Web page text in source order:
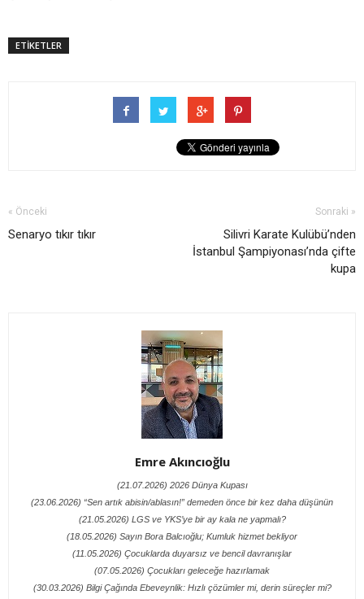
ETİKETLER
« Önceki
Senaryo tıkır tıkır
Sonraki »
Silivri Karate Kulübü’nden
İstanbul Şampiyonası’nda çifte
kupa
Emre Akıncıoğlu
(21.07.2026) 2026 Dünya Kupası
(23.06.2026) “Sen artık abisin/ablasın!” demeden önce bir kez daha düşünün
(21.05.2026) LGS ve YKS’ye bir ay kala ne yapmalı?
(18.05.2026) Sayın Bora Balcıoğlu; Kumluk hizmet bekliyor
(11.05.2026) Çocuklarda duyarsız ve bencil davranışlar
(07.05.2026) Çocukları geleceğe hazırlamak
(30.03.2026) Bilgi Çağında Ebeveynlik: Hızlı çözümler mi, derin süreçler mi?